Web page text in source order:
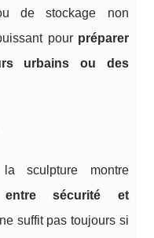
de stockage non
pour préparer
urbains ou des
sculpture montre
entre sécurité et
suffit pas toujours si